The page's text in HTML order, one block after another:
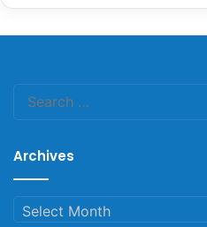
Archives
Archives